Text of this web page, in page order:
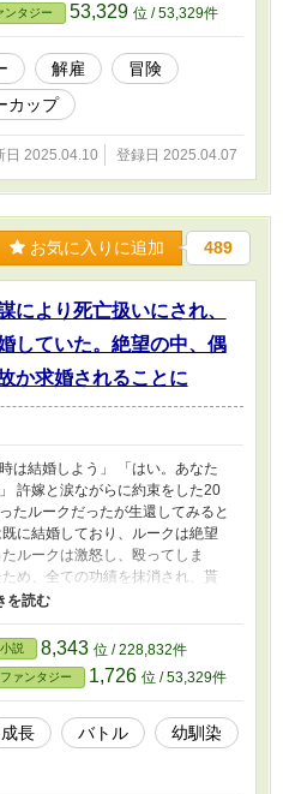
ンタジー 53,329 位 / 53,329件
解雇
冒険
カップ
日 2025.04.10 登録日 2025.04.07
お気に入りに追加 489
により死亡扱いにされ、
していた。絶望の中、偶
か求婚されることに
は結婚しよう」 「はい。あなた
許嫁と涙ながらに約束をした20
たルークだったが生還してみると
に結婚しており、ルークは絶望
ルークは激怒し、殴ってしま
め、全ての功績を抹消され、貰
の中、偶然助けた子が許嫁の娘
。今すぐあたしと結婚しなさ
困りながらも巻き込まれる騒動
を段々と取り戻していく。 こち
おります。
小説 8,343 位 / 228,832件
ファンタジー 1,726 位 / 53,329件
成長 バトル
幼馴染